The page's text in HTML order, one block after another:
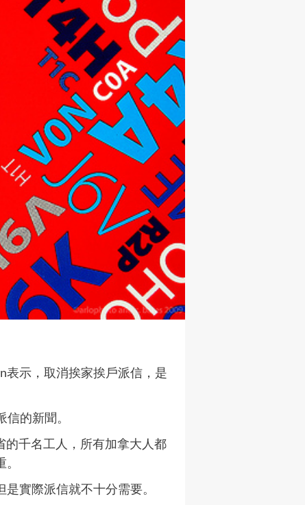
表示，取消挨家挨戶派信，是
的新聞。
的千名工人，所有加拿大人都
實際派信就不十分需要。